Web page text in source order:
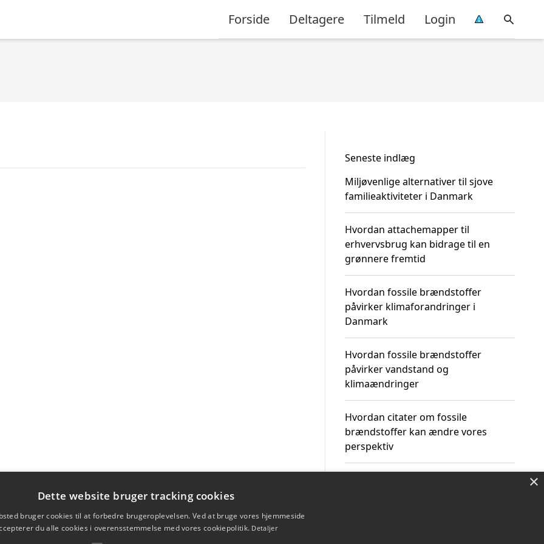
Forside Deltagere Tilmeld Login
Seneste indlæg
Miljøvenlige alternativer til sjove
familieaktiviteter i Danmark
Hvordan attachemapper til
erhvervsbrug kan bidrage til en
grønnere fremtid
Hvordan fossile brændstoffer
påvirker klimaforandringer i
Danmark
Hvordan fossile brændstoffer
påvirker vandstand og
klimaændringer
Hvordan citater om fossile
brændstoffer kan ændre vores
perspektiv
×
Dette website bruger tracking cookies
bruger cookies til at forbedre brugeroplevelsen. Ved at bruge vores hjemmeside
du alle cookies i overensstemmelse med vores cookiepolitik. Detaljer